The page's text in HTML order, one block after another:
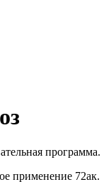
программа.
применение 72ак.